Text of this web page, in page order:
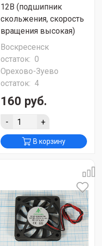
12В (подшипник
скольжения, скорость
вращения высокая)
Воскресенск
остаток: 0
Орехово-Зуево
остаток: 4
160 руб.
- +
В корзину